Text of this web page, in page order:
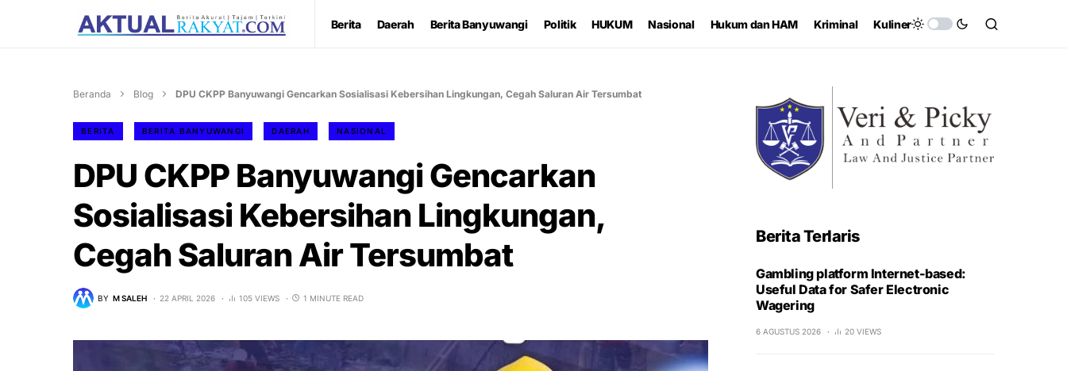
Berita Daerah Berita Banyuwangi Politik HUKUM Nasional Hukum dan HAM Kriminal Kuliner
Beranda Blog DPU CKPP Banyuwangi Gencarkan Sosialisasi Kebersihan Lingkungan, Cegah Saluran Air Tersumbat
BERITA BERITA BANYUWANGI DAERAH NASIONAL
DPU CKPP Banyuwangi Gencarkan
Sosialisasi Kebersihan Lingkungan,
Cegah Saluran Air Tersumbat
BY M SALEH 22 APRIL 2026 105 VIEWS 1 MINUTE READ
Berita Terlaris
Gambling platform Internet-based:
Useful Data for Safer Electronic
Wagering
6 AGUSTUS 2026 20 VIEWS